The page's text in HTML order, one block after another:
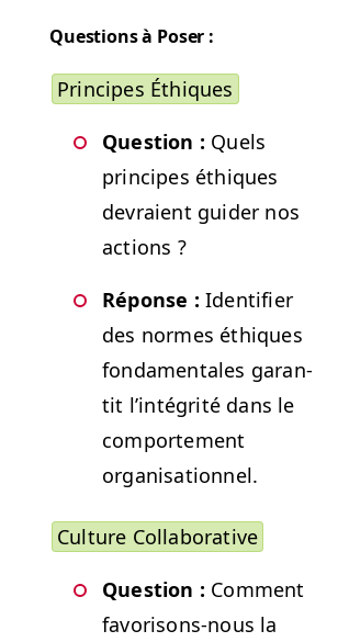
Ques­tions à Poser :
Principes Éthiques
Ques­tion : Quels
principes éthiques
devraient guider nos
actions ?
Réponse : Iden­ti­fi­er
des normes éthiques
fon­da­men­tales garan­
tit l’in­tégrité dans le
com­porte­ment
organisationnel.
Cul­ture Collaborative
Ques­tion : Com­ment
favorisons-nous la